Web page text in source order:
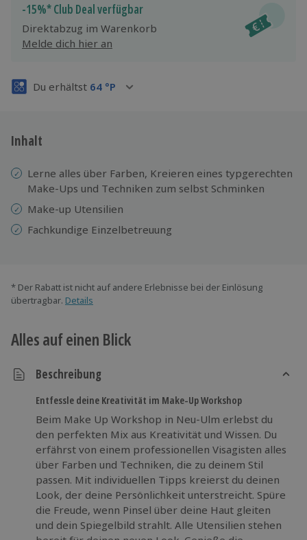
Jeder Gutschein für alle Erlebnisse einlösbar.
Maximale Sicherheit
3 Jahre gültig & verlängerbar.
-15%* Club Deal verfügbar
Direktabzug im Warenkorb
Melde dich hier an
Du erhältst 64 °P
Inhalt
Lerne alles über Farben, Kreieren eines typgerechten
Make-Ups und Techniken zum selbst Schminken
Make-up Utensilien
Fachkundige Einzelbetreuung
* Der Rabatt ist nicht auf andere Erlebnisse bei der Einlösung
übertragbar. Details
Alles auf einen Blick
Beschreibung
Entfessle deine Kreativität im Make-Up Workshop
Beim Make Up Workshop in Neu-Ulm erlebst du
den perfekten Mix aus Kreativität und Wissen. Du
erfährst von einem professionellen Visagisten alles
über Farben und Techniken, die zu deinem Stil
passen. Mit individuellen Tipps kreierst du deinen
Look, der deine Persönlichkeit unterstreicht. Spüre
die Freude, wenn Pinsel über deine Haut gleiten
und dein Spiegelbild strahlt. Alle Utensilien stehen